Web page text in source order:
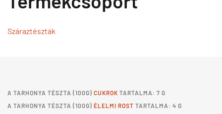
Száraztészták
A TARHONYA TÉSZTA (100G) CUKROK TARTALMA: 7 G
A TARHONYA TÉSZTA (100G) ÉLELMI ROST TARTALMA: 4 G